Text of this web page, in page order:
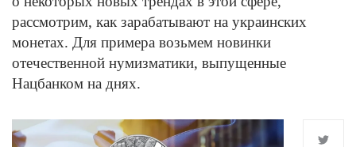
рассмотрим, как зарабатывают на украинских
монетах. Для примера возьмем новинки
отечественной нумизматики, выпущенные
Нацбанком на днях.